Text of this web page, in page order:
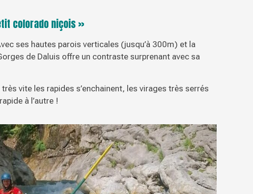
colorado niçois »
ses hautes parois verticales (jusqu’à 300m) et la
de Daluis offre un contraste surprenant avec sa
vite les rapides s’enchainent, les virages très serrés
à l’autre !